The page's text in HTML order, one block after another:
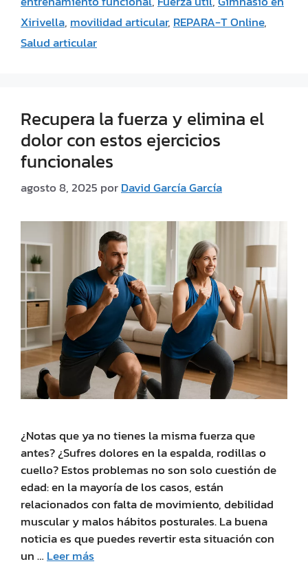
Xirivella, movilidad articular, REPARA-T Online,
Salud articular
Recupera la fuerza y elimina el
dolor con estos ejercicios
funcionales
agosto 8, 2025 porDavid García García
¿Notas que ya no tienes la misma fuerza que
antes? ¿Sufres dolores en la espalda, rodillas o
cuello? Estos problemas no son solo cuestión de
edad: en la mayoría de los casos, están
relacionados con falta de movimiento, debilidad
muscular y malos hábitos posturales. La buena
noticia es que puedes revertir esta situación con
un … Leer más